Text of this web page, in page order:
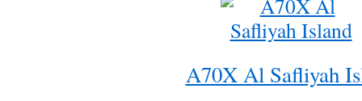
A70X Al Safliyah